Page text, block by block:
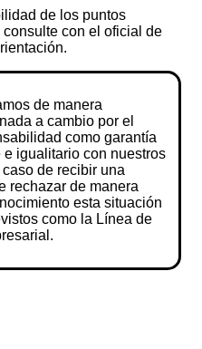
de los puntos
con el oficial de
de manera
a cambio por el
como garantía
igualitario con nuestros
de recibir una
rechazar de manera
esta situación
como la Línea de